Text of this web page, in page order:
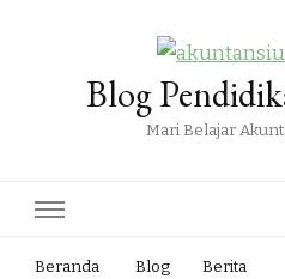
Blog
Mari Belajar
Beranda Blog
Berita